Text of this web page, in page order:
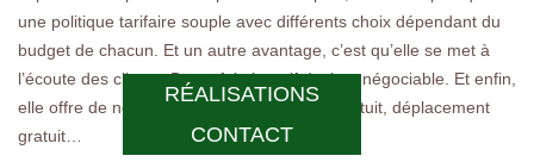
RÉALISATIONS
CONTACT
une politique tarifaire souple avec différents choix dépendant du
budget de chacun. Et un autre avantage, c’est qu’elle se met à
l’écoute des clients. De ce fait, le tarif devient négociable. Et enfin,
elle offre de nombreuses gratuités : devis gratuit, déplacement
gratuit…